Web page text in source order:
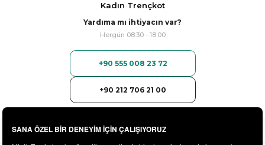
Kadın Trençkot
Yardıma mı ihtiyacın var?
Hergün 08:30 - 18:00
+90 555 008 23 72
+90 212 706 21 00